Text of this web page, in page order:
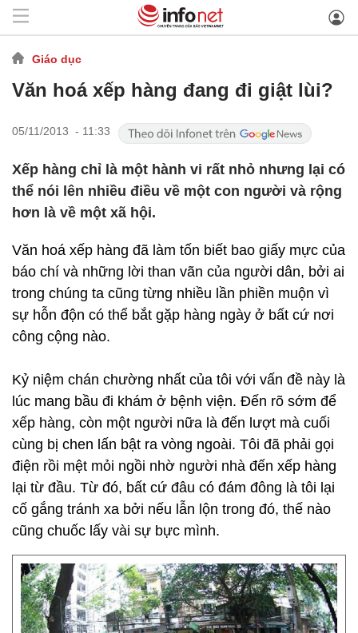
Giáo dục
Văn hoá xếp hàng đang đi giật lùi?
05/11/2013 - 11:33
Xếp hàng chỉ là một hành vi rất nhỏ nhưng lại có
thể nói lên nhiều điều về một con người và rộng
hơn là về một xã hội.
Văn hoá xếp hàng đã làm tốn biết bao giấy mực của
báo chí và những lời than vãn của người dân, bởi ai
trong chúng ta cũng từng nhiều lần phiền muộn vì
sự hỗn độn có thể bắt gặp hàng ngày ở bất cứ nơi
công cộng nào.
Kỷ niệm chán chường nhất của tôi với vấn đề này là
lúc mang bầu đi khám ở bệnh viện. Đến rõ sớm để
xếp hàng, còn một người nữa là đến lượt mà cuối
cùng bị chen lấn bật ra vòng ngoài. Tôi đã phải gọi
điện rồi mệt mỏi ngồi nhờ người nhà đến xếp hàng
lại từ đầu. Từ đó, bất cứ đâu có đám đông là tôi lại
cố gắng tránh xa bởi nếu lẫn lộn trong đó, thế nào
cũng chuốc lấy vài sự bực mình.